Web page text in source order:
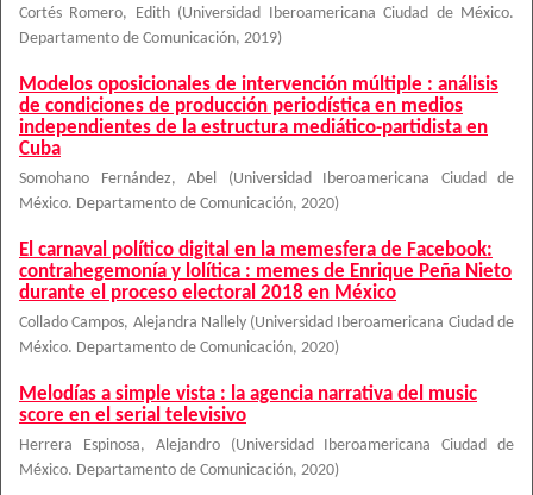
Cortés Romero, Edith (Universidad Iberoamericana Ciudad de México.
Departamento de Comunicación, 2019)
Modelos oposicionales de intervención múltiple : análisis
de condiciones de producción periodística en medios
independientes de la estructura mediático-partidista en
Cuba
Somohano Fernández, Abel (Universidad Iberoamericana Ciudad de
México. Departamento de Comunicación, 2020)
El carnaval político digital en la memesfera de Facebook:
contrahegemonía y lolítica : memes de Enrique Peña Nieto
durante el proceso electoral 2018 en México
Collado Campos, Alejandra Nallely (Universidad Iberoamericana Ciudad de
México. Departamento de Comunicación, 2020)
Melodías a simple vista : la agencia narrativa del music
score en el serial televisivo
Herrera Espinosa, Alejandro (Universidad Iberoamericana Ciudad de
México. Departamento de Comunicación, 2020)